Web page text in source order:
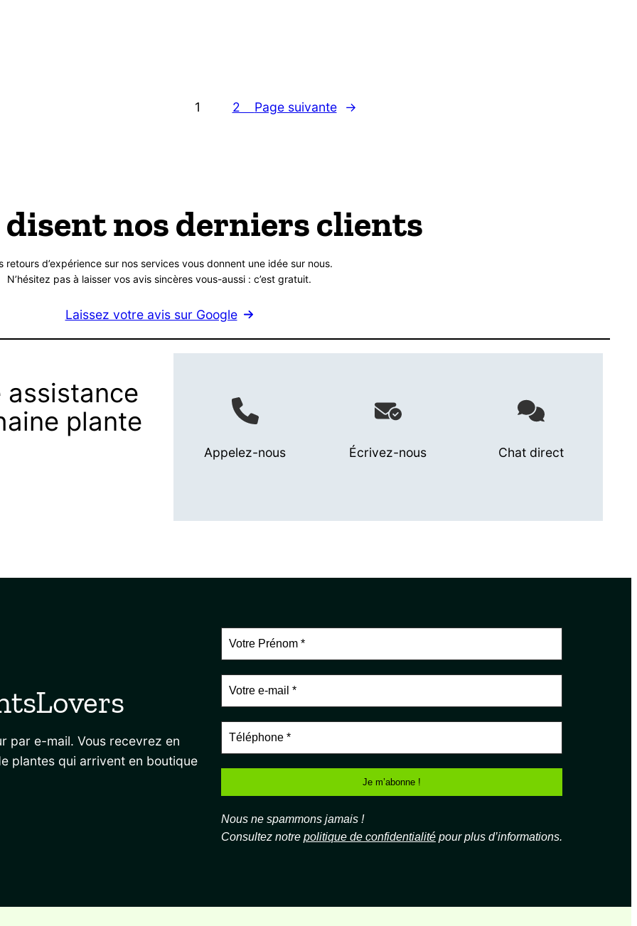
1 2 Page suivante →
disent nos derniers clients
retours d’expérience sur nos services vous donnent une idée sur nous.
N’hésitez pas à laisser vos avis sincères vous-aussi : c’est gratuit.
Laissez votre avis sur Google
assistance
plante
Appelez-nous Écrivez-nous Chat direct
par e-mail. Vous recevrez en
plantes qui arrivent en boutique
Nous ne spammons jamais !
Consultez notre politique de confidentialité pour plus d’informations.